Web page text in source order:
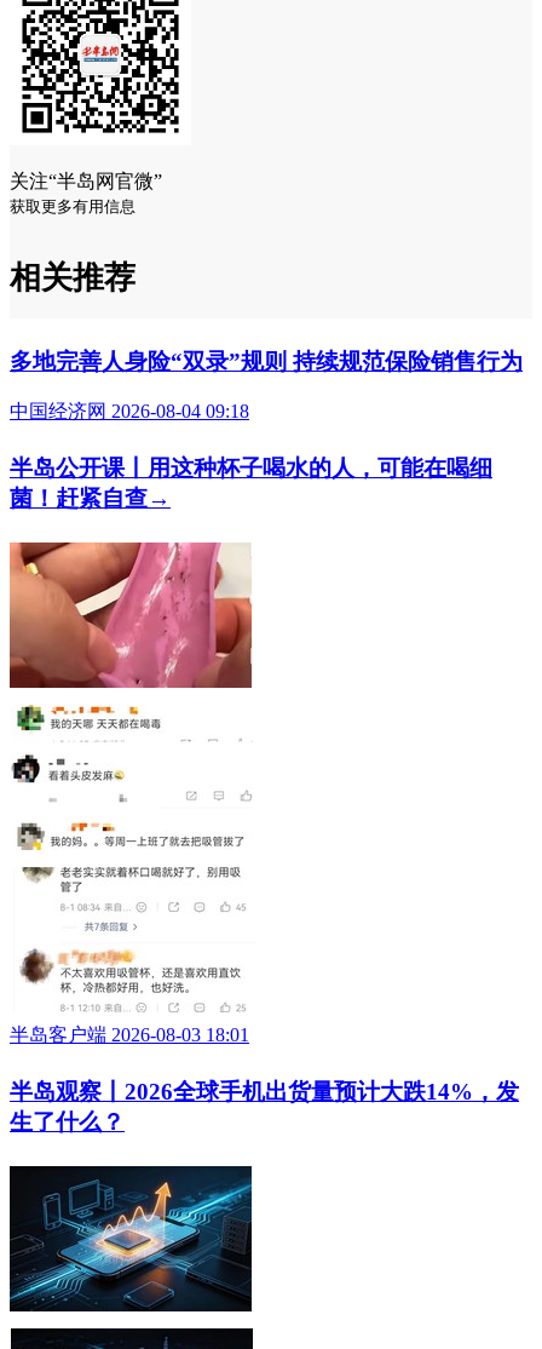
关注“半岛网官微”
获取更多有用信息
相关推荐
多地完善人身险“双录”规则 持续规范保险销售行为
中国经济网 2026-08-04 09:18
半岛公开课丨用这种杯子喝水的人，可能在喝细
菌！赶紧自查→
半岛客户端 2026-08-03 18:01
半岛观察丨2026全球手机出货量预计大跌14%，发
生了什么？